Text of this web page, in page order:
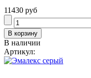
11430 руб
В наличии
Артикул: